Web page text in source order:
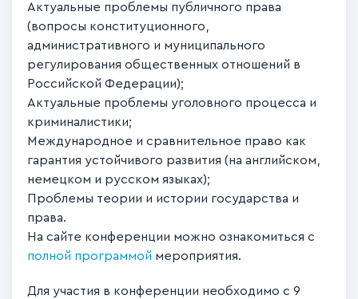
Актуальные проблемы публичного права
(вопросы конституционного,
административного и муниципального
регулирования общественных отношений в
Российской Федерации);
Актуальные проблемы уголовного процесса и
криминалистики;
Международное и сравнительное право как
гарантия устойчивого развития (на английском,
немецком и русском языках);
Проблемы теории и истории государства и
права.
На сайте конференции можно ознакомиться с
полной программой мероприятия.
Для участия в конференции необходимо с 9